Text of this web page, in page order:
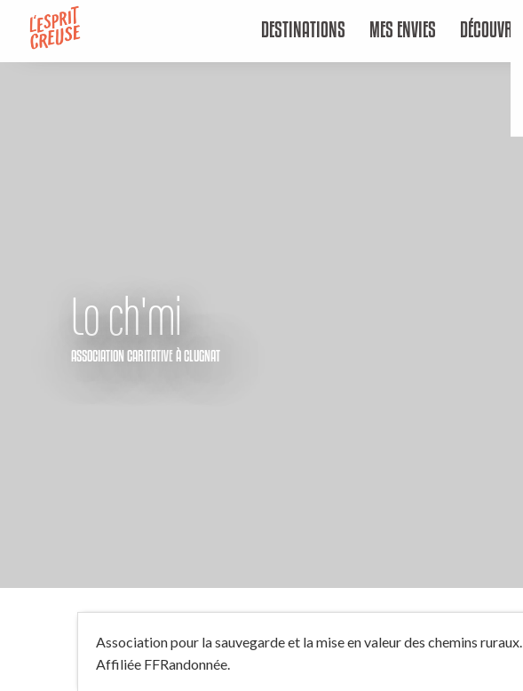
contenu
DESTINATIONS MES ENVIES DÉCOUVRIR
Lo ch'mi
ASSOCIATION CARITATIVE À CLUGNAT
Association pour la sauvegarde et la mise en valeur des chemins ruraux.
Affiliée FFRandonnée.